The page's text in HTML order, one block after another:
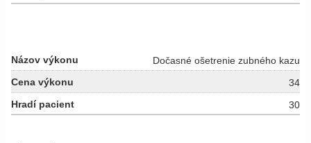
Dočasné ošetrenie zubného kazu
34
30